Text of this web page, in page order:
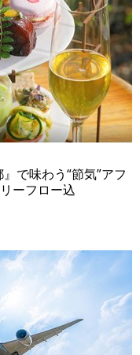
で味わう“節気”アフ
ーフロー込